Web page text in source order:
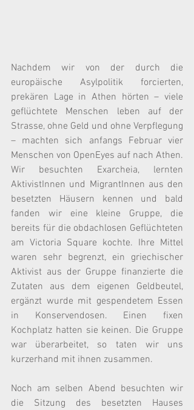
Nachdem wir von der durch die
europäische Asylpolitik forcierten,
prekären Lage in Athen hörten – viele
geflüchtete Menschen leben auf der
Strasse, ohne Geld und ohne Verpflegung
– machten sich anfangs Februar vier
Menschen von OpenEyes auf nach Athen.
Wir besuchten Exarcheia, lernten
AktivistInnen und MigrantInnen aus den
besetzten Häusern kennen und bald
fanden wir eine kleine Gruppe, die
bereits für die obdachlosen Geflüchteten
am Victoria Square kochte. Ihre Mittel
waren sehr begrenzt, ein griechischer
Aktivist aus der Gruppe finanzierte die
Zutaten aus dem eigenen Geldbeutel,
ergänzt wurde mit gespendetem Essen
in Konservendosen. Einen fixen
Kochplatz hatten sie keinen. Die Gruppe
war überarbeitet, so taten wir uns
kurzerhand mit ihnen zusammen.
Noch am selben Abend besuchten wir
die Sitzung des besetzten Hauses